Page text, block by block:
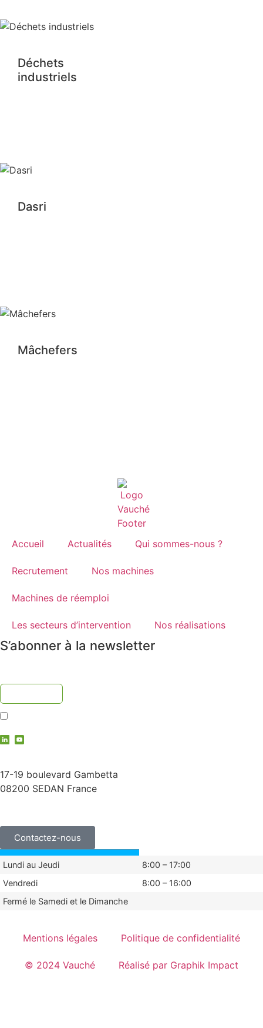
Déchets
industriels
Dasri
Mâchefers
Accueil Actualités Qui sommes-nous ?
Recrutement Nos machines
Machines de réemploi
Les secteurs d’intervention Nos réalisations
S’abonner à la newsletter
17-19 boulevard Gambetta
08200 SEDAN France
Contactez-nous
Lundi au Jeudi
8:00 – 17:00
Vendredi
8:00 – 16:00
Fermé le Samedi et le Dimanche
Mentions légales Politique de confidentialité
© 2024 Vauché Réalisé par Graphik Impact